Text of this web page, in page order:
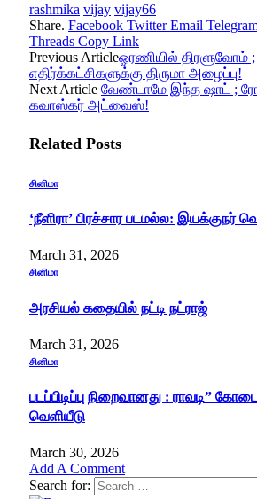
rashmika vijay vijay66
Share. Facebook Twitter Email
Threads Copy Link
Previous Articleஓரணியில் திரளுவோம் ;
எதிர்க்கட்சிகளுக்கு திருமா அழைப்பு!
Next Article வேண்டாமே இந்த ஷாட் ;
கவாஸ்கர் அட்வைஸ்!
Related Posts
சினிமா
‘நீளிரா’ பிரச்சார படமல்ல: இயக்குநர்
March 31, 2026
சினிமா
அரசியல் கதையில் நட்டி நட்ராஜ்
March 31, 2026
சினிமா
படப்பிடிப்பு நிறைவானது : ராவடி”
வெளியீடு
March 30, 2026
Add A Comment
Search for: